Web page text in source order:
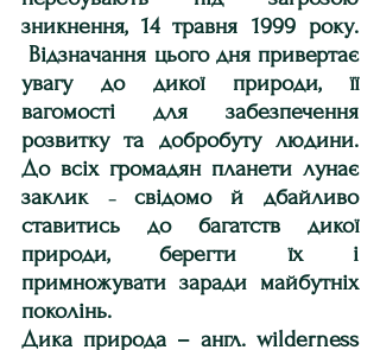
зникнення, 14 травня 1999 року.
Відзначання цього дня привертає
увагу до дикої природи, її
вагомості для забезпечення
розвитку та добробуту людини.
До всіх громадян планети лунає
заклик
– свідомо й дбайливо
ставитись до багатств дикої
природи, берегти їх і
примножувати заради майбутніх
поколінь.
Дика природа – англ. wilderness